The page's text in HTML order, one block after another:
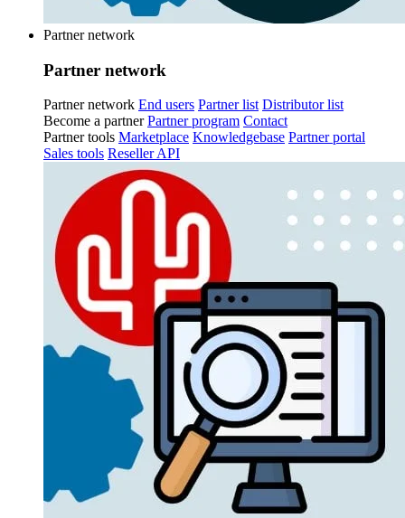
Partner network
Partner network
Partner network End users Partner list Distributor list
Become a partner Partner program Contact
Partner tools Marketplace Knowledgebase Partner portal
Sales tools Reseller API